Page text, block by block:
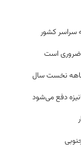
ضروری است
دفع می‌شود